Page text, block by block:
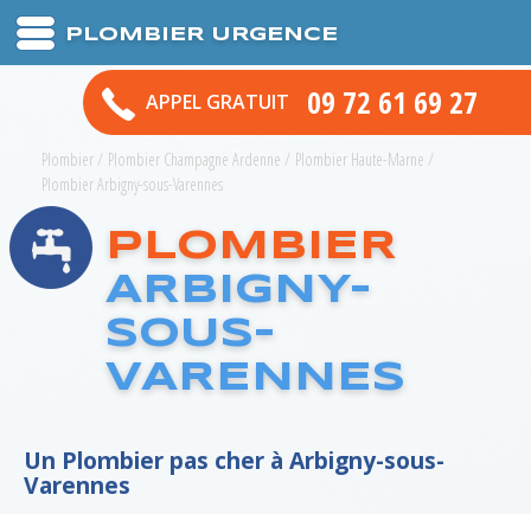
PLOMBIER URGENCE
APPEL GRATUIT 09 72 61 69 27
Plombier/ Plombier Champagne Ardenne / Plombier Haute-Marne /
Plombier Arbigny-sous-Varennes
PLOMBIER
ARBIGNY-
SOUS-
VARENNES
Un Plombier pas cher à Arbigny-sous-
Varennes